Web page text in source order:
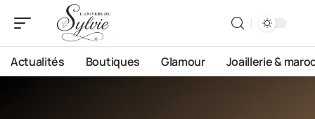
Actualités Boutiques Glamour Joaillerie &